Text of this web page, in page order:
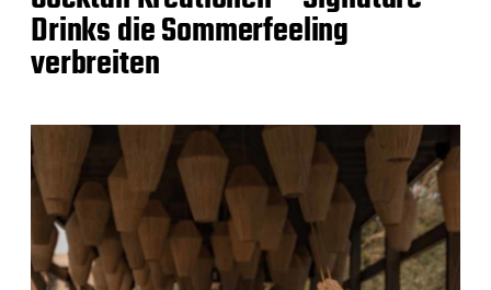
Drinks die Sommerfeeling
verbreiten